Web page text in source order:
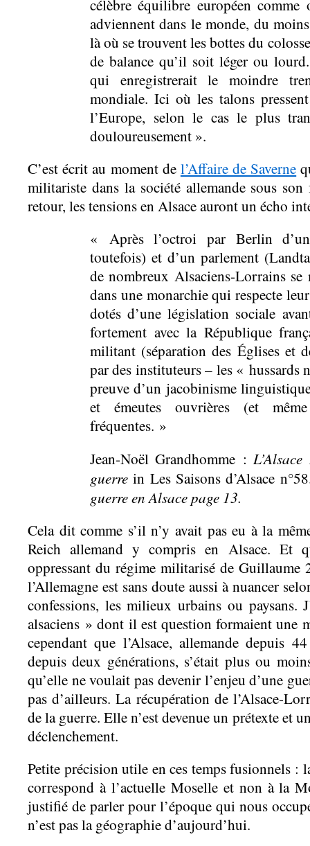
célèbre équilibre européen comme
adviennent dans le monde, du
là où se trouvent les bottes du
de balance qu’il soit léger ou
qui enregistrerait le moindre
mondiale. Ici où les talons
l’Europe, selon le cas le plus
douloureusement ».
C’est écrit au moment de l’Affaire de Saverne
militariste dans la société allemande sous
retour, les tensions en Alsace auront un écho
« Après l’octroi par Berlin
toutefois) et d’un parlement
de nombreux Alsaciens-Lorrains
dans une monarchie qui respecte
dotés d’une législation sociale
fortement avec la République
militant (séparation des Églises et
par des instituteurs – les «
preuve d’un jacobinisme
et émeutes ouvrières (et
fréquentes. »
Jean-Noël Grandhomme :
guerre in Les Saisons d’Alsace
guerre en Alsace page 13.
Cela dit comme s’il n’y avait pas eu à la
Reich allemand y compris en Alsace. Et
oppressant du régime militarisé de Guillaume
l’Allemagne est sans doute aussi à nuancer
confessions, les milieux urbains ou paysans.
alsaciens » dont il est question formaient une
cependant que l’Alsace, allemande depuis
depuis deux générations, s’était plus ou
qu’elle ne voulait pas devenir l’enjeu d’une
pas d’ailleurs. La récupération de l’Alsace-
de la guerre. Elle n’est devenue un prétexte et
déclenchement.
Petite précision utile en ces temps fusionnels :
correspond à l’actuelle Moselle et non à la
justifié de parler pour l’époque qui nous
n’est pas la géographie d’aujourd’hui.